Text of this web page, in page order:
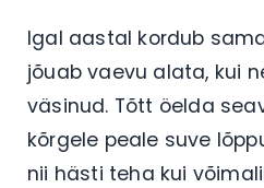
Igal aastal kordub
jõuab vaevu alata, kui
väsinud. Tõtt öelda
kõrgele peale suve
nii hästi teha kui